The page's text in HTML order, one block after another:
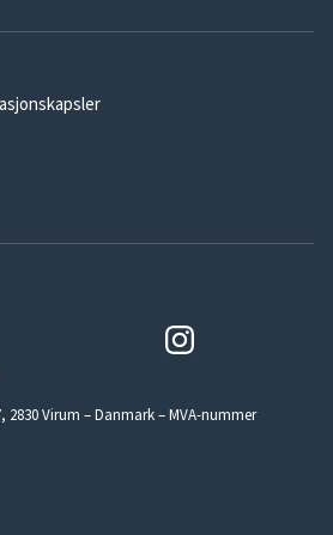
2830 Virum – Danmark – MVA-nummer